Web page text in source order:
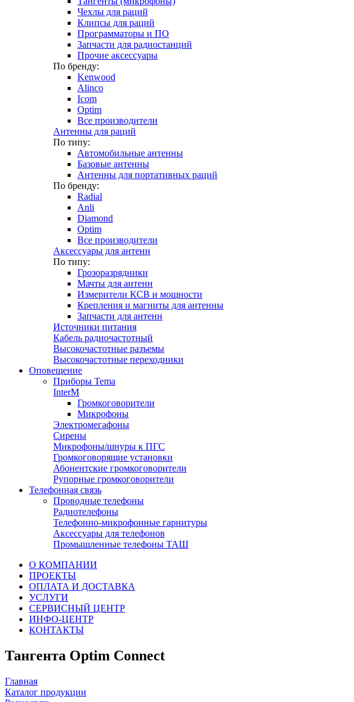
Чехлы для раций
Клипсы для раций
Программаторы и ПО
Запчасти для радиостанций
Прочие аксессуары
По бренду:
Kenwood
Alinco
Icom
Optim
Все производители
Антенны для раций
По типу:
Автомобильные антенны
Базовые антенны
Антенны для портативных раций
По бренду:
Radial
Anli
Diamond
Optim
Все производители
Аксессуары для антенн
По типу:
Грозоразрядники
Мачты для антенн
Измерители КСВ и мощности
Крепления и магниты для антенны
Запчасти для антенн
Источники питания
Кабель радиочастотный
Высокочастотные разъемы
Высокочастотные переходники
Оповещение
Приборы Tema
InterM
Громкоговорители
Микрофоны
Электромегафоны
Сирены
Микрофоны/шнуры к ПГС
Громкоговорящие установки
Абонентские громкоговорители
Рупорные громкоговорители
Телефонная связь
Проводные телефоны
Радиотелефоны
Телефонно-микрофонные гарнитуры
Аксессуары для телефонов
Промышленные телефоны ТАШ
О КОМПАНИИ
ПРОЕКТЫ
ОПЛАТА И ДОСТАВКА
УСЛУГИ
СЕРВИСНЫЙ ЦЕНТР
ИНФО-ЦЕНТР
КОНТАКТЫ
Тангента Optim Connect
Главная
Каталог продукции